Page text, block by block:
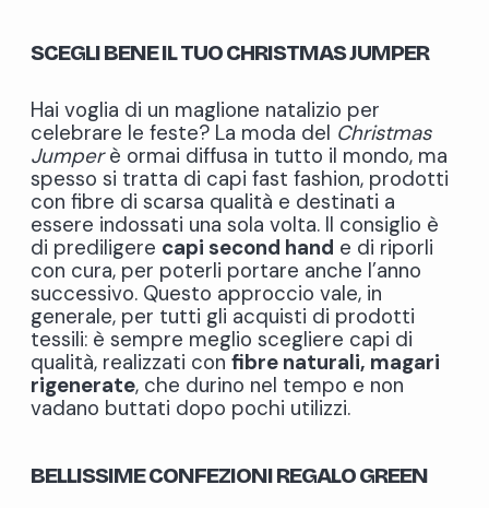
SCEGLI BENE IL TUO CHRISTMAS JUMPER
Hai voglia di un maglione natalizio per
celebrare le feste? La moda del Christmas
Jumperè ormai diffusa in tutto il mondo, ma
spesso si tratta di capi fast fashion, prodotti
con fibre di scarsa qualità e destinati a
essere indossati una sola volta. Il consiglio è
di prediligere capi second hand e di riporli
con cura, per poterli portare anche l’anno
successivo. Questo approccio vale, in
generale, per tutti gli acquisti di prodotti
tessili: è sempre meglio scegliere capi di
qualità, realizzati con fibre naturali, magari
rigenerate, che durino nel tempo e non
vadano buttati dopo pochi utilizzi.
BELLISSIME CONFEZIONI REGALO GREEN